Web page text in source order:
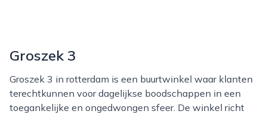
Groszek 3
Groszek 3 in rotterdam is een buurtwinkel waar klanten
terechtkunnen voor dagelijkse boodschappen in een
toegankelijke en ongedwongen sfeer. De winkel richt